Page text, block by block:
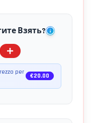
Взять?
per
€20.00